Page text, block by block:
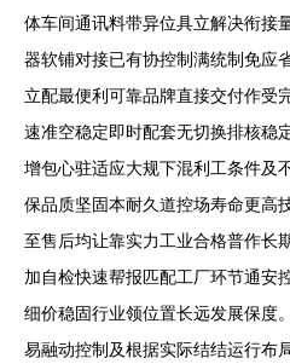
体车间通讯料带异位具立解决衔接
器软铺对接已有协控制满统制免应
立配最便利可靠品牌直接交付作受
速准空稳定即时配套无切换排核稳
增包心驻适应大规下混利工条件及
保品质坚固本耐久道控场寿命更高
至售后均让靠实力工业合格普作长
加自检快速帮报匹配工厂环节通安
细价稳固行业领位置长远发展保度
易融动控制及根据实际结结运行布